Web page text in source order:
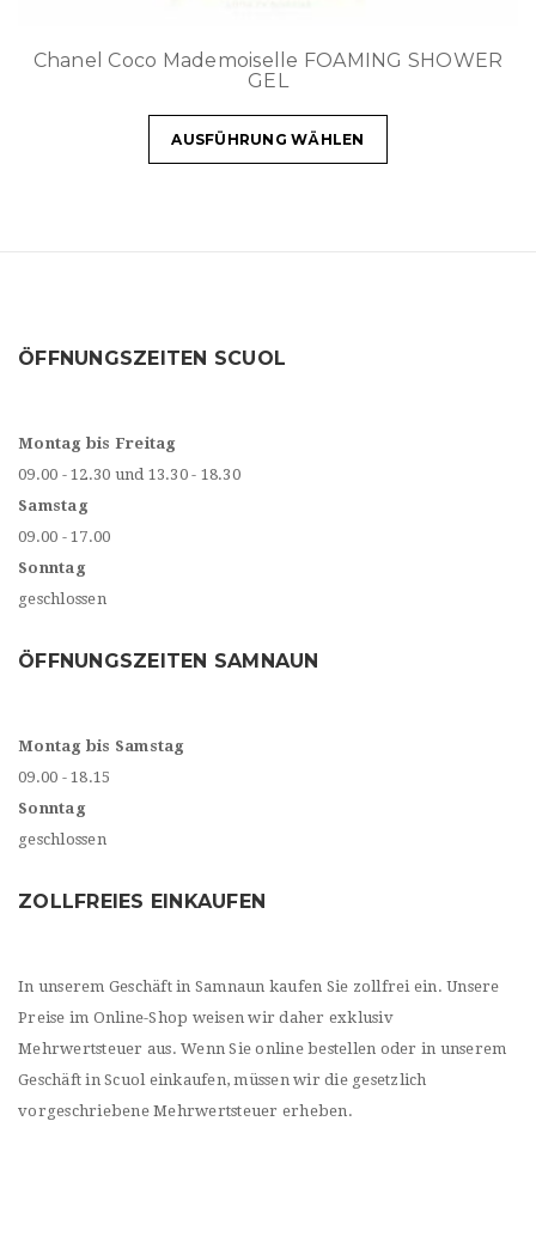
Chanel Coco Mademoiselle FOAMING SHOWER
GEL
AUSFÜHRUNG WÄHLEN
ÖFFNUNGSZEITEN SCUOL
Montag bis Freitag
09.00 - 12.30 und 13.30 - 18.30
Samstag
09.00 - 17.00
Sonntag
geschlossen
ÖFFNUNGSZEITEN SAMNAUN
Montag bis Samstag
09.00 - 18.15
Sonntag
geschlossen
ZOLLFREIES EINKAUFEN
In unserem Geschäft in Samnaun kaufen Sie zollfrei ein. Unsere
Preise im Online-Shop weisen wir daher exklusiv
Mehrwertsteuer aus. Wenn Sie online bestellen oder in unserem
Geschäft in Scuol einkaufen, müssen wir die gesetzlich
vorgeschriebene Mehrwertsteuer erheben.